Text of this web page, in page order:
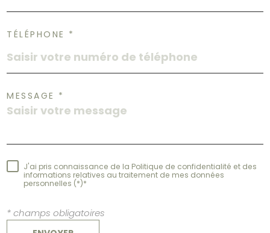
TÉLÉPHONE *
MESSAGE *
J'ai pris connaissance de la Politique de confidentialité et des
informations relatives au traitement de mes données
personnelles (*)*
* champs obligatoires